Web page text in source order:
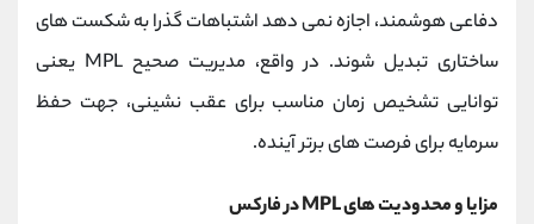
دفاعی هوشمند، اجازه نمی‌ دهد اشتباهات گذرا به شکست‌ های
ساختاری تبدیل شوند. در واقع، مدیریت صحیح MPL یعنی
توانایی تشخیص زمان مناسب برای عقب‌ نشینی، جهت حفظ
سرمایه برای فرصت‌ های برتر آینده.
مزایا و محدودیت های MPL در فارکس